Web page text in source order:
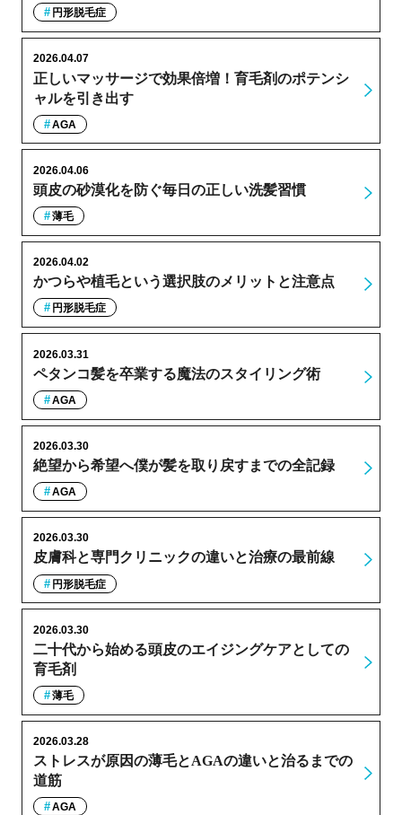
円形脱毛症
正しいマッサージで効果倍増！育毛剤のポテンシ
ャルを引き出す
2026.04.07
AGA
頭皮の砂漠化を防ぐ毎日の正しい洗髪習慣
2026.04.06
薄毛
かつらや植毛という選択肢のメリットと注意点
2026.04.02
円形脱毛症
ペタンコ髪を卒業する魔法のスタイリング術
2026.03.31
AGA
絶望から希望へ僕が髪を取り戻すまでの全記録
2026.03.30
AGA
皮膚科と専門クリニックの違いと治療の最前線
2026.03.30
円形脱毛症
二十代から始める頭皮のエイジングケアとしての
育毛剤
2026.03.30
薄毛
ストレスが原因の薄毛とAGAの違いと治るまでの
道筋
2026.03.28
AGA